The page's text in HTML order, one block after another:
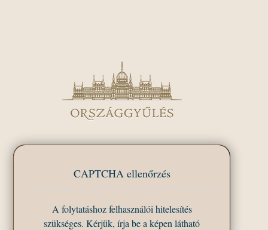
CAPTCHA ellenőrzés
A folytatáshoz felhasználói hitelesítés
szükséges. Kérjük, írja be a képen látható